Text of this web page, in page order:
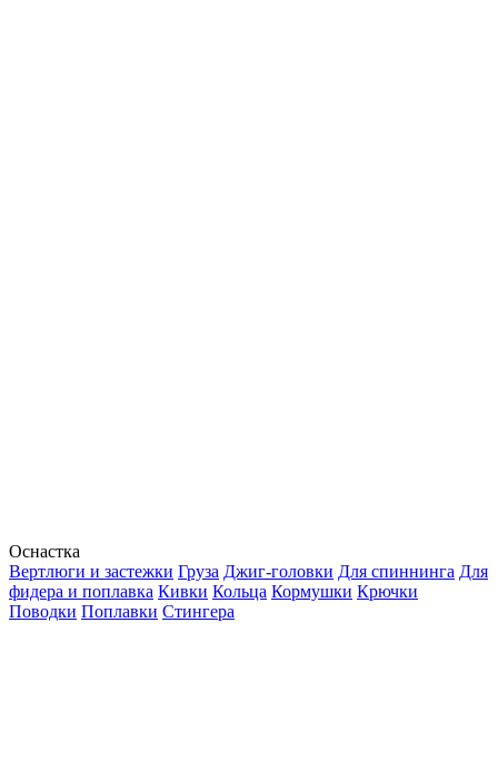
Оснастка
Вертлюги и застежки Груза Джиг-головки Для спиннинга Для
фидера и поплавка Кивки Кольца Кормушки Крючки
Поводки Поплавки Стингера